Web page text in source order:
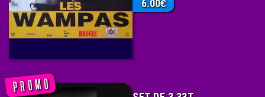
6.00€